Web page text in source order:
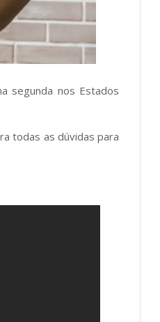
segunda nos Estados
todas as dúvidas para